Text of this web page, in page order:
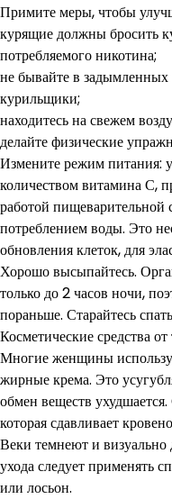
Примите меры, чтобы
курящие должны бросить
потребляемого никотина;
не бывайте в задымленных
курильщики;
находитесь на свежем
делайте физические
Измените режим питания:
количеством витамина С,
работой пищеварительной
потреблением воды. Это
обновления клеток, для
Хорошо высыпайтесь.
только до 2 часов ночи,
пораньше. Старайтесь
Косметические средства
Многие женщины
жирные крема. Это
обмен веществ
которая сдавливает
Веки темнеют и визуально
ухода следует применять
или лосьон.